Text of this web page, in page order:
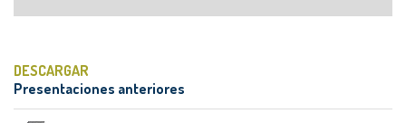
DESCARGAR
Presentaciones anteriores